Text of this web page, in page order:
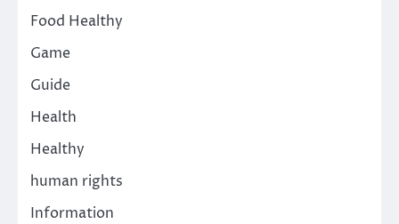
Food Healthy
Game
Guide
Health
Healthy
human rights
Information